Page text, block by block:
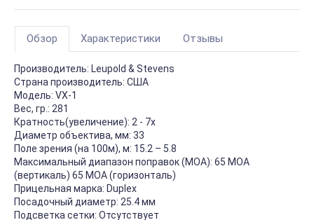
Обзор Характеристики Отзывы
Производитель: Leupold & Stevens
Страна производитель: США
Модель: VX-1
Вес, гр.: 281
Кратность(увеличение): 2 - 7х
Диаметр объектива, мм: 33
Поле зрения (на 100м), м: 15.2 – 5.8
Максимальный диапазон поправок (MOA): 65 MOA
(вертикаль) 65 MOA (горизонталь)
Прицельная марка: Duplex
Посадочный диаметр: 25.4 мм
Подсветка сетки: Отсутствует